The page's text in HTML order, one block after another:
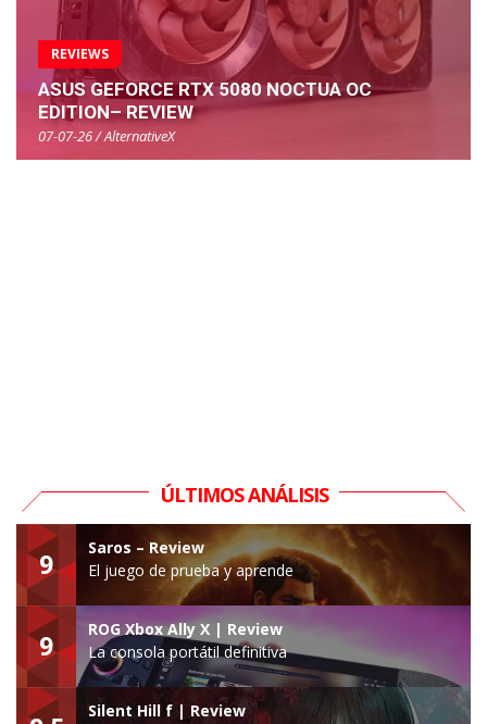
REVIEWS
ASUS GEFORCE RTX 5080 NOCTUA OC
EDITION– REVIEW
07-07-26 / AlternativeX
ÚLTIMOS ANÁLISIS
9
Saros – Review
El juego de prueba y aprende
9
ROG Xbox Ally X | Review
La consola portátil definitiva
Silent Hill f | Review